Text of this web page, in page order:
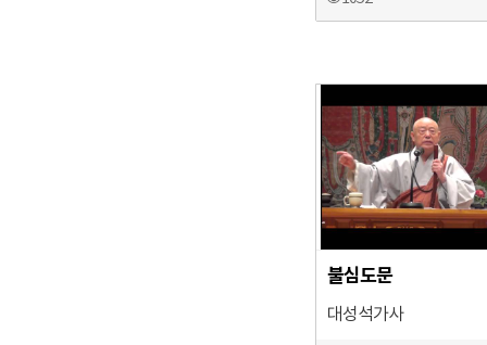
불심도문
대성석가사